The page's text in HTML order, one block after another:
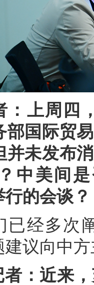
：上周四
部国际贸
并未发布
中美间
的会谈？
已经多次
议向中
：近来